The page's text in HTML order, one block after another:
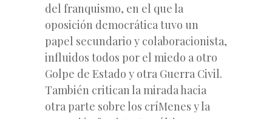
del franquismo, en el que la
oposición democrática tuvo un
papel secundario y colaboracionista,
influidos todos por el miedo a otro
Golpe de Estado y otra Guerra Civil.
También critican la mirada hacia
otra parte sobre los críMenes y la